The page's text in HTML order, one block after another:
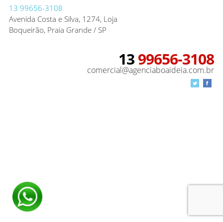
13 99656-3108
Avenida Costa e Silva, 1274, Loja
Boqueirão, Praia Grande / SP
1399656-3108
comercial@agenciaboaideia.com.br